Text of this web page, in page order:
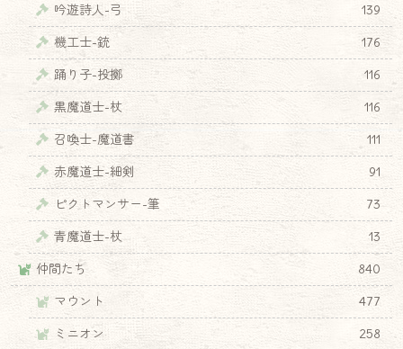
♦
吟遊詩人-弓
139
機工士-銃
176
踊り子-投擲
116
黒魔道士-杖
116
召喚士-魔道書
111
赤魔道士-細剣
91
ピクトマンサー-筆
73
青魔道士-杖
13
仲間たち
840
マウント
477
ミニオン
258